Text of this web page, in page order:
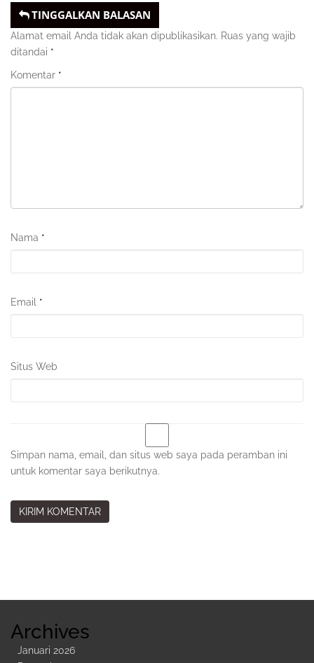
TINGGALKAN BALASAN
Alamat email Anda tidak akan dipublikasikan. Ruas yang wajib
ditandai *
Komentar *
Nama *
Email *
Situs Web
Simpan nama, email, dan situs web saya pada peramban ini
untuk komentar saya berikutnya.
Archives
Januari 2026